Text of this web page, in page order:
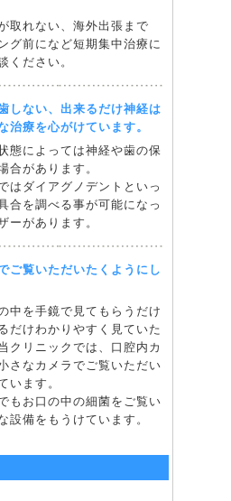
取れない、海外出張まで
グ前になど短期集中治療に
ください。
しない、出来るだけ神経は
治療を心がけています。
態によっては神経や歯の保
合があります。
はダイアグノデントといっ
合を調べる事が可能になっ
ーがあります。
ご覧いただいたくようにし
中を手鏡で見てもらうだけ
だけわかりやすく見ていた
クリニックでは、口腔内カ
さなカメラでご覧いただい
います。
もお口の中の細菌をご覧い
設備をもうけています。